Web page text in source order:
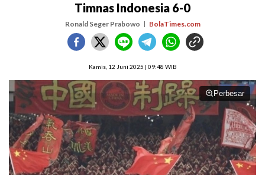
Timnas Indonesia 6-0
Ronald Seger Prabowo BolaTimes.com
Kamis, 12 Juni 2025 | 09:48 WIB
Perbesar